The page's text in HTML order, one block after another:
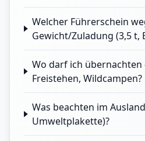
Welcher Führerschein
Gewicht/Zuladung (3,5 t,
Wo darf ich übernachten
Freistehen, Wildcampen?
Was beachten im
Umweltplakette)?